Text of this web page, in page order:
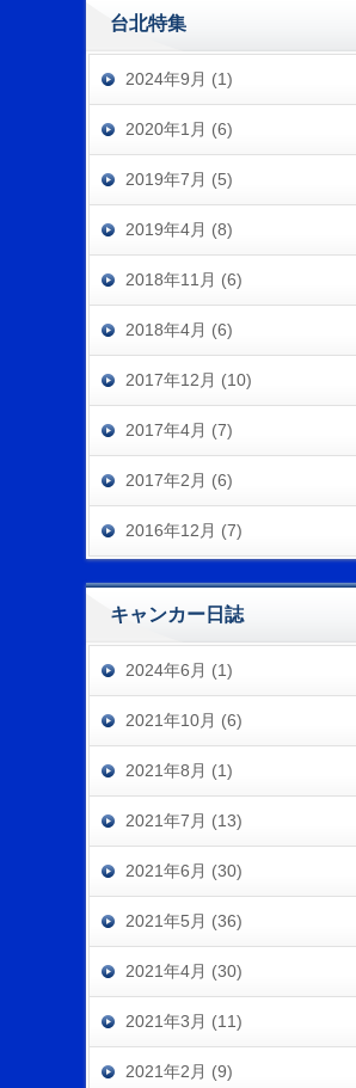
台北特集
2024年9月 (1)
2020年1月 (6)
2019年7月 (5)
2019年4月 (8)
2018年11月 (6)
2018年4月 (6)
2017年12月 (10)
2017年4月 (7)
2017年2月 (6)
2016年12月 (7)
キャンカー日誌
2024年6月 (1)
2021年10月 (6)
2021年8月 (1)
2021年7月 (13)
2021年6月 (30)
2021年5月 (36)
2021年4月 (30)
2021年3月 (11)
2021年2月 (9)